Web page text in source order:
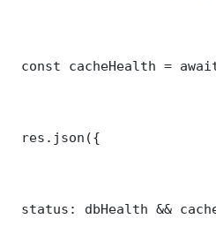
const cacheHealth =
res.json({
status: dbHealth &&